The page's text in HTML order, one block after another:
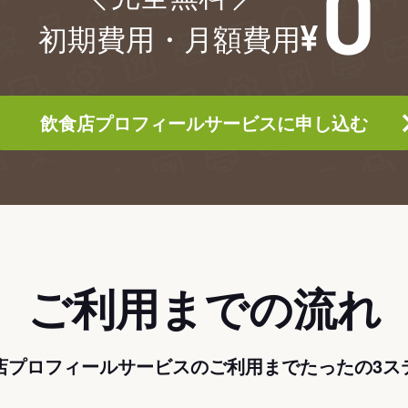
初期費用・月額費用
飲食店プロフィールサービスに申し込む
ご利用までの流れ
プロフィールサービスのご利用までたったの3ス